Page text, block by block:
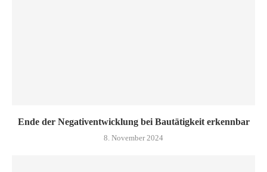
Ende der Negativentwicklung bei Bautätigkeit erkennbar
8. November 2024